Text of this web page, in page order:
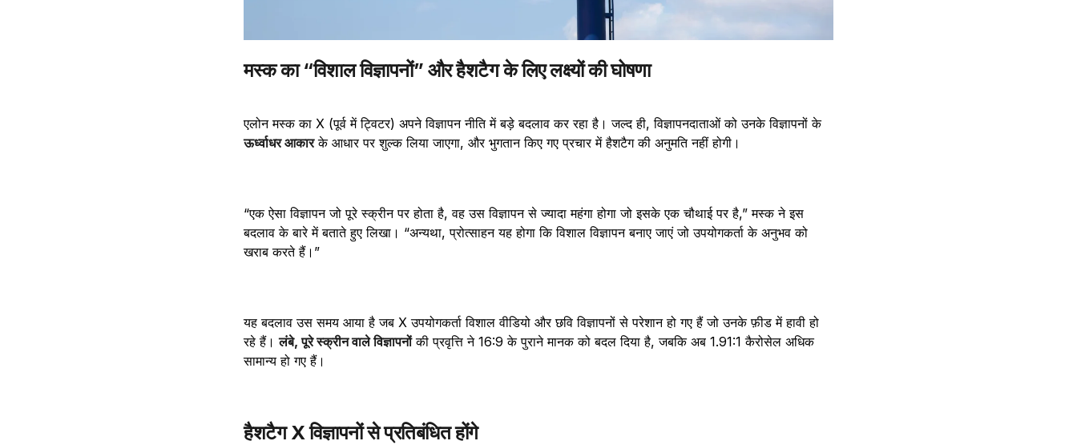
मस्क का “विशाल विज्ञापनों” और हैशटैग के लिए लक्ष्यों की घोषणा
एलोन मस्क का X (पूर्व में ट्विटर) अपने विज्ञापन नीति में बड़े बदलाव कर रहा है। जल्द ही, विज्ञापनदाताओं को उनके विज्ञापनों के
ऊर्ध्वाधर आकारके आधार पर शुल्क लिया जाएगा, और भुगतान किए गए प्रचार में हैशटैग की अनुमति नहीं होगी।
“एक ऐसा विज्ञापन जो पूरे स्क्रीन पर होता है, वह उस विज्ञापन से ज्यादा महंगा होगा जो इसके एक चौथाई पर है,” मस्क ने इस
बदलाव के बारे में बताते हुए लिखा। “अन्यथा, प्रोत्साहन यह होगा कि विशाल विज्ञापन बनाए जाएं जो उपयोगकर्ता के अनुभव को
खराब करते हैं।”
यह बदलाव उस समय आया है जब X उपयोगकर्ता विशाल वीडियो और छवि विज्ञापनों से परेशान हो गए हैं जो उनके फ़ीड में हावी हो
रहे हैं।लंबे, पूरे स्क्रीन वाले विज्ञापनोंकी प्रवृत्ति ने 16:9 के पुराने मानक को बदल दिया है, जबकि अब 1.91:1 कैरोसेल अधिक
सामान्य हो गए हैं।
हैशटैग X विज्ञापनों से प्रतिबंधित होंगे